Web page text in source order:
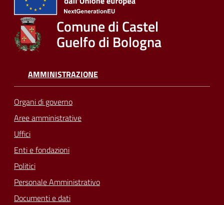
Comune di Castel
Guelfo di Bologna
AMMINISTRAZIONE
Organi di governo
Aree amministrative
Uffici
Enti e fondazioni
Politici
Personale Amministrativo
Documenti e dati